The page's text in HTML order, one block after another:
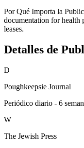
Por Qué Importa la
documentation for health
leases.
Detalles de
D
Poughkeepsie Journal
Periódico diario - 6
W
The Jewish Press